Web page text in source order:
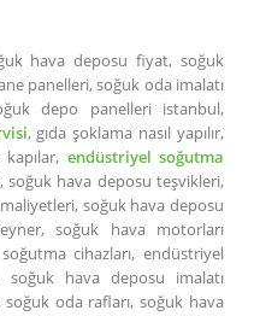
hava deposu fiyat, soğuk
panelleri, soğuk oda imalatı
depo panelleri istanbul,
, gıda şoklama nasıl yapılır,
endüstriyel soğutma
soğuk hava deposu teşvikleri,
soğuk hava deposu
soğuk hava motorları
cihazları, endüstriyel
hava deposu imalatı
oda rafları, soğuk hava